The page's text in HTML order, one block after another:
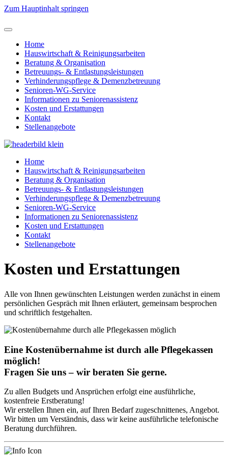
Zum Hauptinhalt springen
Home
Hauswirtschaft & Reinigungsarbeiten
Beratung & Organisation
Betreuungs- & Entlastungsleistungen
Verhinderungspflege & Demenzbetreuung
Senioren-WG-Service
Informationen zu Seniorenassistenz
Kosten und Erstattungen
Kontakt
Stellenangebote
Home
Hauswirtschaft & Reinigungsarbeiten
Beratung & Organisation
Betreuungs- & Entlastungsleistungen
Verhinderungspflege & Demenzbetreuung
Senioren-WG-Service
Informationen zu Seniorenassistenz
Kosten und Erstattungen
Kontakt
Stellenangebote
Kosten und Erstattungen
Alle von Ihnen gewünschten Leistungen werden zunächst in einem
persönlichen Gespräch mit Ihnen erläutert, gemeinsam besprochen
und schriftlich festgehalten.
Eine Kostenübernahme ist durch alle Pflegekassen
möglich!
Fragen Sie uns – wir beraten Sie gerne.
Zu allen Budgets und Ansprüchen erfolgt eine ausführliche,
kostenfreie Erstberatung!
Wir erstellen Ihnen ein, auf Ihren Bedarf zugeschnittenes, Angebot.
Wir bitten um Verständnis, dass wir keine ausführliche telefonische
Beratung durchführen.